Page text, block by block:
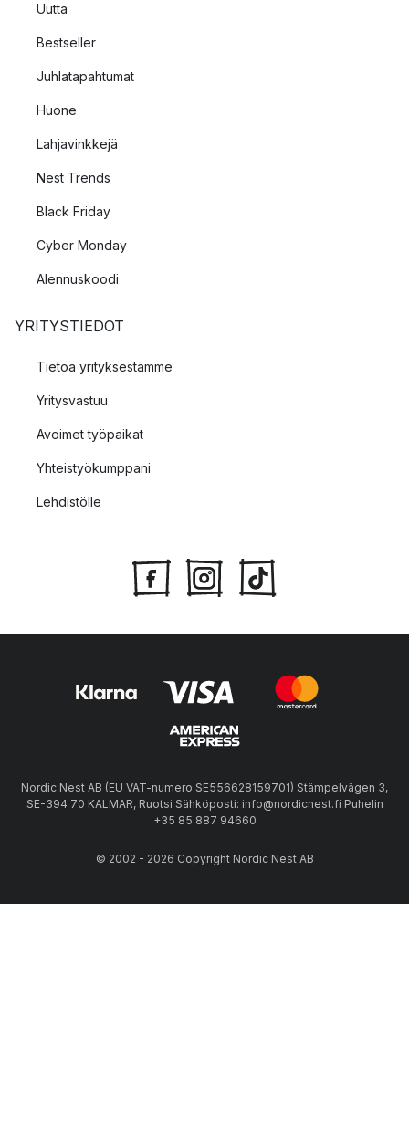
Uutta
Bestseller
Juhlatapahtumat
Huone
Lahjavinkkejä
Nest Trends
Black Friday
Cyber Monday
Alennuskoodi
YRITYSTIEDOT
Tietoa yrityksestämme
Yritysvastuu
Avoimet työpaikat
Yhteistyökumppani
Lehdistölle
Nordic Nest AB (EU VAT-numero SE556628159701) Stämpelvägen 3,
SE-394 70 KALMAR, Ruotsi Sähköposti: info@nordicnest.fi Puhelin
+35 85 887 94660
© 2002 - 2026 Copyright Nordic Nest AB